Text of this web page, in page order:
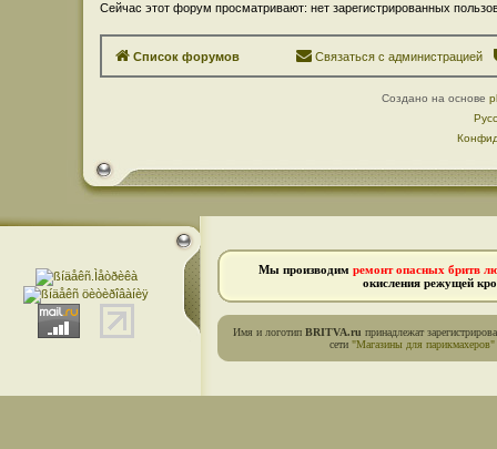
Сейчас этот форум просматривают: нет зарегистрированных
Список форумов Связаться с администрацией
Создано на основе
Мы производим ремонт опасных бритв
окисления режущей
Имя и логотип BRITVA.ru принадлежат
сети "Магазины для парикмахеров"